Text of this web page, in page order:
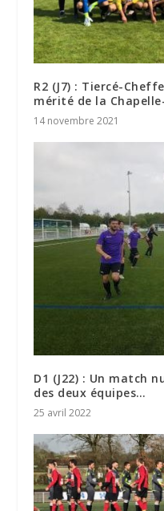
R2 (J7) : Tiercé-
mérité de la
14 novembre 2021
D1 (J22) : Un match
des deux équipes…
25 avril 2022